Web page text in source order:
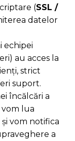
(SSL /
datelor
echipei
au acces la
strict
suport.
încălcări a
lua
vom notifica
a